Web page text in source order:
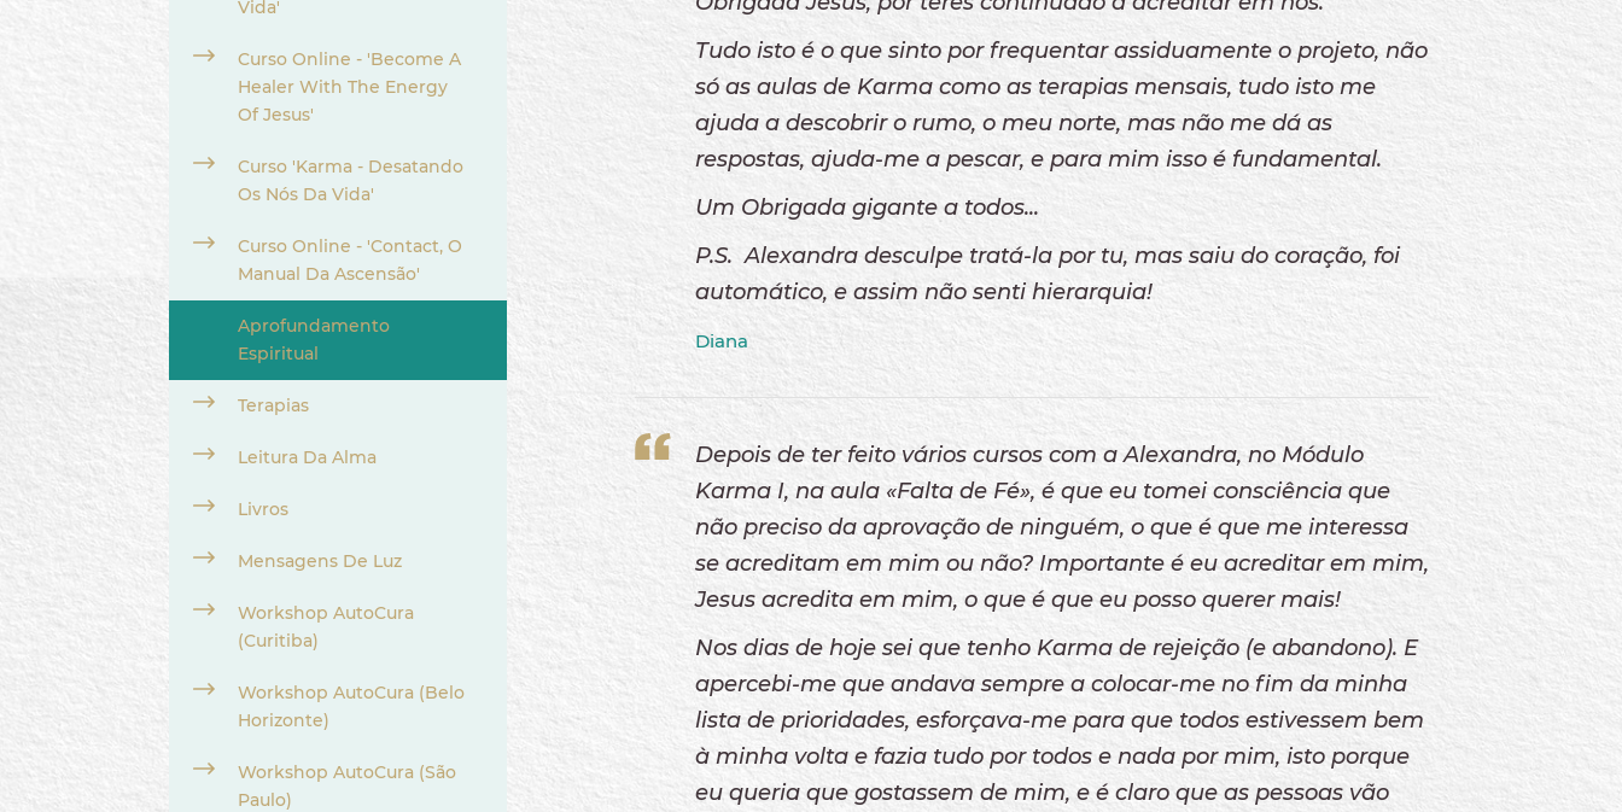
Vida'
Curso Online - 'Become A
Healer With The Energy
Of Jesus'
Curso 'Karma - Desatando
Os Nós Da Vida'
Curso Online - 'Contact, O
Manual Da Ascensão'
Aprofundamento
Espiritual
Terapias
Leitura Da Alma
Livros
Mensagens De Luz
Workshop AutoCura
(Curitiba)
Workshop AutoCura (Belo
Horizonte)
Workshop AutoCura (São
Paulo)
Tudo isto é o que sinto por frequentar assiduamente o projeto, não
só as aulas de Karma como as terapias mensais, tudo isto me
ajuda a descobrir o rumo, o meu norte, mas não me dá as
respostas, ajuda-me a pescar, e para mim isso é fundamental.
Um Obrigada gigante a todos...
P.S. Alexandra desculpe tratá-la por tu, mas saiu do coração, foi
automático, e assim não senti hierarquia!
Diana
Depois de ter feito vários cursos com a Alexandra, no Módulo
Karma I, na aula «Falta de Fé», é que eu tomei consciência que
não preciso da aprovação de ninguém, o que é que me interessa
se acreditam em mim ou não? Importante é eu acreditar em mim,
Jesus acredita em mim, o que é que eu posso querer mais!
Nos dias de hoje sei que tenho Karma de rejeição (e abandono). E
apercebi-me que andava sempre a colocar-me no fim da minha
lista de prioridades, esforçava-me para que todos estivessem bem
à minha volta e fazia tudo por todos e nada por mim, isto porque
eu queria que gostassem de mim, e é claro que as pessoas vão